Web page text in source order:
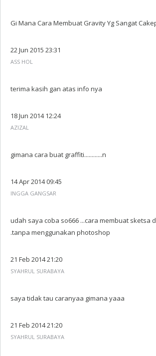
Gi Mana Cara Membuat Gravity Yg Sangat
22 Jun 2015 23:31
ASS HOL
terima kasih gan atas info nya
18 Jun 2014 12:24
AZIZAL
gimana cara buat graffiti............n
14 Apr 2014 09:45
INGGA GANGSAR
udah saya coba so666 ...cara membuat sketsa
.tanpa menggunakan photoshop
21 Feb 2014 21:20
SYAHRUL SURABAYA
saya tidak tau caranyaa gimana yaaa
21 Feb 2014 21:20
SYAHRUL SURABAYA